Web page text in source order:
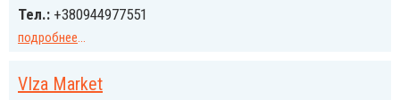
Тел.: +380944977551
подробнее...
VIza Market